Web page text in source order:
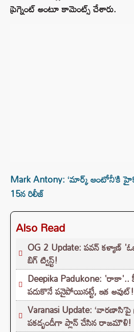
ప్రెగ్నెంట్ అంటూ కామెంట్స్ చేశారు.
Mark Antony: ‘మార్క్ ఆంటోనీ’కి
15న రిలీజ్
Also Read
OG 2 Update: పవన్ కళ్యాణ్
బిగ్ ట్విస్ట్!
Deepika Padukone:
పదుకొనే పనైపోయినట్టే, ఇక అవుట్!
Varanasi Update:
పకడ్బందీగా ప్లాన్ చేసిన రాజమౌళి!